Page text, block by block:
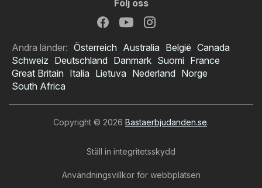
Följ oss
Andra länder: Österreich Australia België Canada
Schweiz Deutschland Danmark Suomi France
Great Britain Italia Lietuva Nederland Norge
South Africa
Copyright © 2026 Bastaerbjudanden.se.
Ställ in integritetsskydd
Användningsvillkor för webbplatsen